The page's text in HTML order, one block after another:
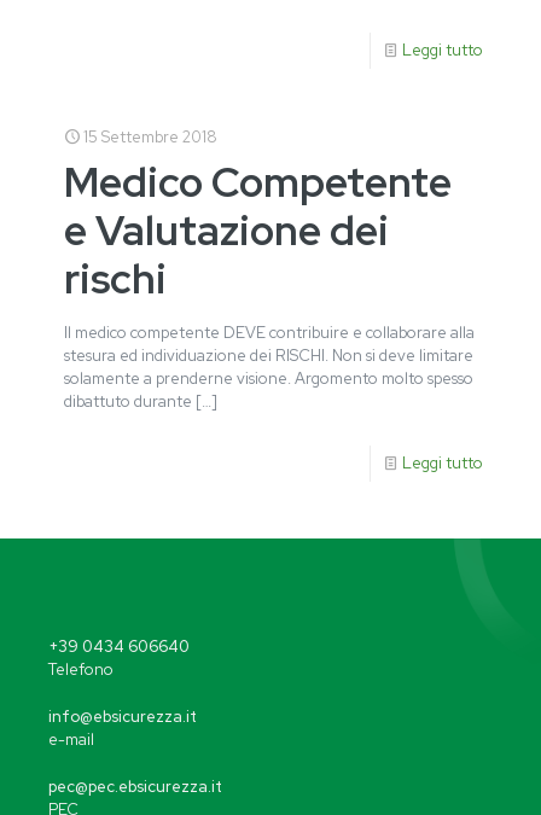
Leggi tutto
15 Settembre 2018
Medico Competente
e Valutazione dei
rischi
Il medico competente DEVE contribuire e collaborare alla
stesura ed individuazione dei RISCHI. Non si deve limitare
solamente a prenderne visione. Argomento molto spesso
dibattuto durante […]
Leggi tutto
+39 0434 606640
Telefono
info@ebsicurezza.it
e-mail
pec@pec.ebsicurezza.it
PEC